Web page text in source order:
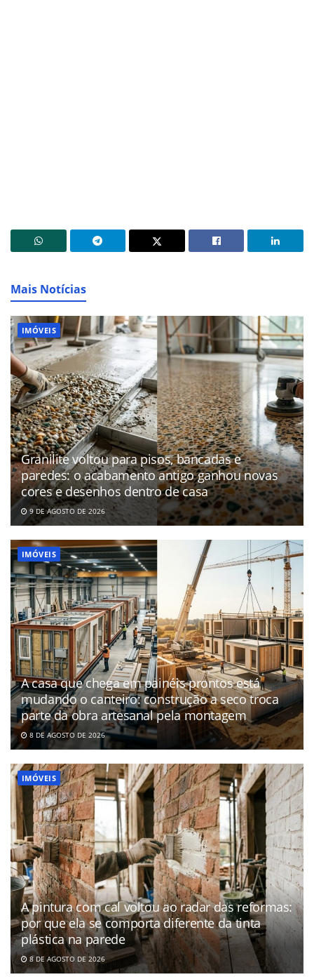
Mais Notícias
IMÓVEIS
Granilite voltou para pisos, bancadas e
paredes: o acabamento antigo ganhou novas
cores e desenhos dentro de casa
9 DE AGOSTO DE 2026
IMÓVEIS
A casa que chega em painéis prontos está
mudando o canteiro: construção a seco troca
parte da obra artesanal pela montagem
8 DE AGOSTO DE 2026
IMÓVEIS
A pintura com cal voltou ao radar das reformas:
por que ela se comporta diferente da tinta
plástica na parede
8 DE AGOSTO DE 2026